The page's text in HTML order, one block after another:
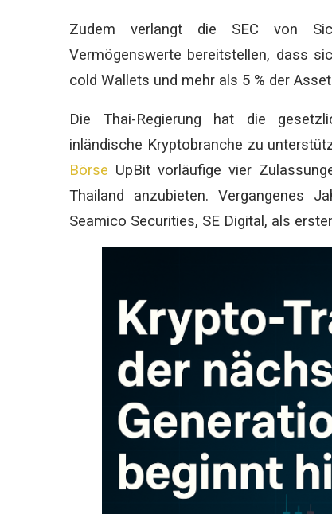
Zudem verlangt die SEC von
Vermögenswerte bereitstellen, dass
cold Wallets und mehr als 5 % der
Die Thai-Regierung hat die
inländische Kryptobranche zu
Börse UpBit vorläufige vier
Thailand anzubieten. Vergangenes
Seamico Securities, SE Digital, als